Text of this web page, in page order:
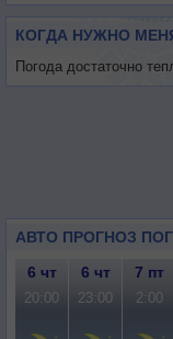
КОГДА НУЖНО
Погода достаточно
АВТО ПРОГНОЗ
6 чт 6 чт 7 пт
20:00 23:00 2:00